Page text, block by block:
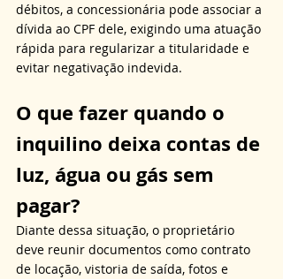
débitos, a concessionária pode associar a
dívida ao CPF dele, exigindo uma atuação
rápida para regularizar a titularidade e
evitar negativação indevida.
O que fazer quando o
inquilino deixa contas de
luz, água ou gás sem
pagar?
Diante dessa situação, o proprietário
deve reunir documentos como contrato
de locação, vistoria de saída, fotos e